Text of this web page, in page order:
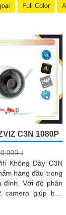
Full Color
C3N 1080P
₫
Không Dây C3N
hàng đầu trong
phân
camera giúp bạn